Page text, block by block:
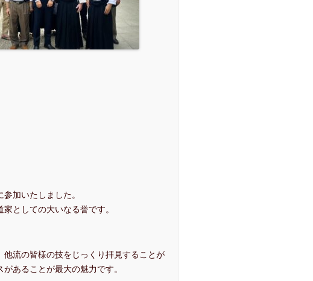
加いたしました。
としての大いなる誉です。
流の皆様の技をじっくり拝見することが
あることが最大の魅力です。